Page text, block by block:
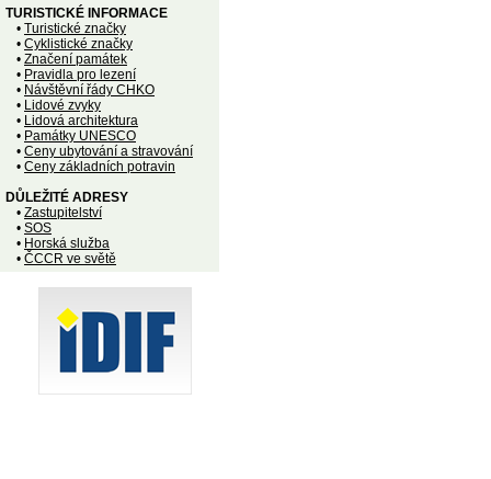
TURISTICKÉ INFORMACE
• Turistické značky
• Cyklistické značky
• Značení památek
• Pravidla pro lezení
• Návštěvní řády CHKO
• Lidové zvyky
• Lidová architektura
• Památky UNESCO
• Ceny ubytování a stravování
• Ceny základních potravin
DŮLEŽITÉ ADRESY
• Zastupitelství
• SOS
• Horská služba
• ČCCR ve světě